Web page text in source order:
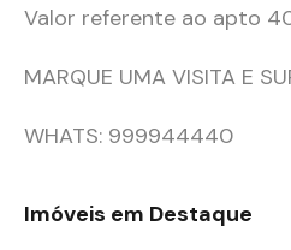
Valor referente ao apto
MARQUE UMA VISITA E
WHATS: 999944440
Imóveis em Destaque